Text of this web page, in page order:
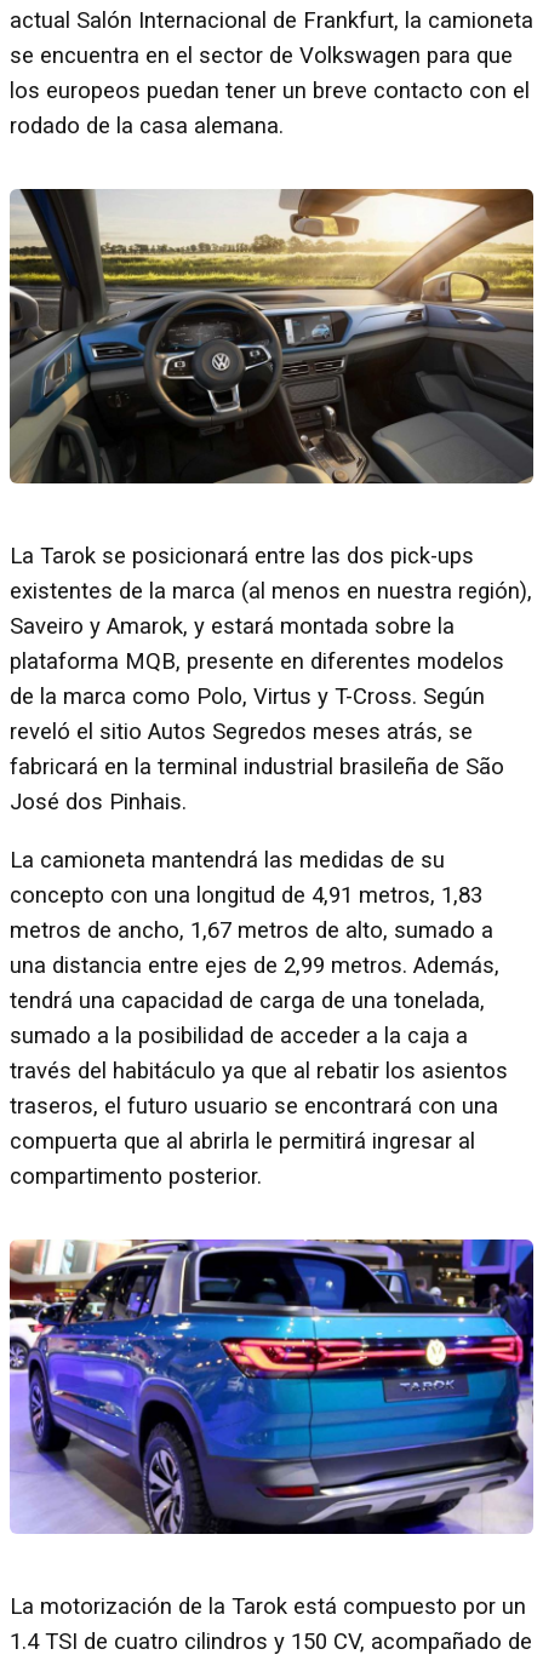
actual Salón Internacional de Frankfurt, la camioneta
se encuentra en el sector de Volkswagen para que
los europeos puedan tener un breve contacto con el
rodado de la casa alemana.
La Tarok se posicionará entre las dos pick-ups
existentes de la marca (al menos en nuestra región),
Saveiro y Amarok, y estará montada sobre la
plataforma MQB, presente en diferentes modelos
de la marca como Polo, Virtus y T-Cross. Según
reveló el sitio Autos Segredos meses atrás, se
fabricará en la terminal industrial brasileña de São
José dos Pinhais.
La camioneta mantendrá las medidas de su
concepto con una longitud de 4,91 metros, 1,83
metros de ancho, 1,67 metros de alto, sumado a
una distancia entre ejes de 2,99 metros. Además,
tendrá una capacidad de carga de una tonelada,
sumado a la posibilidad de acceder a la caja a
través del habitáculo ya que al rebatir los asientos
traseros, el futuro usuario se encontrará con una
compuerta que al abrirla le permitirá ingresar al
compartimento posterior.
La motorización de la Tarok está compuesto por un
1.4 TSI de cuatro cilindros y 150 CV, acompañado de